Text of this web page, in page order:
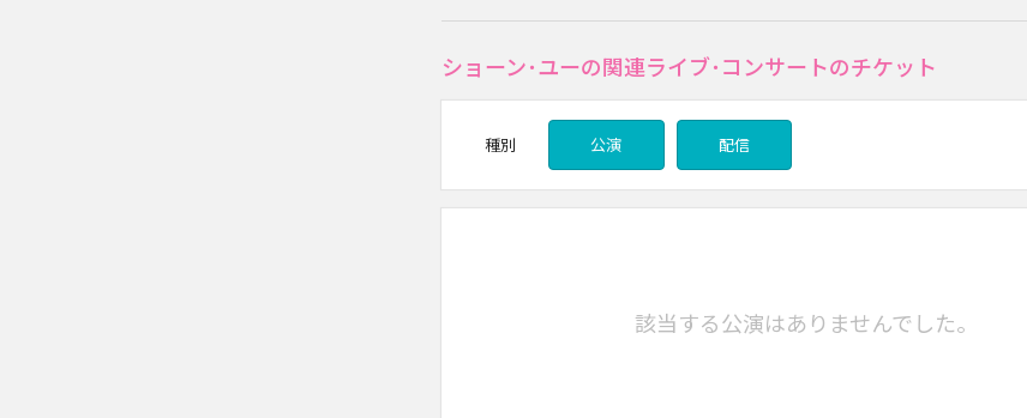
ショーン･ユーの関連ライブ･コンサートのチケット
種別 公演 配信
該当する公演はありませんでした。